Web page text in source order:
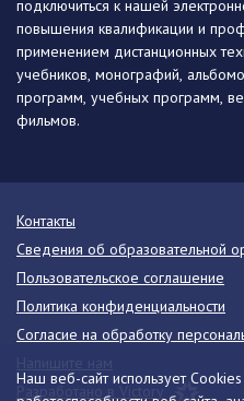
Наш веб-сайт использует
подключиться к нашей
повышения квалификации и
применением дистанционных
учебников, монографий,
программ, учебных программ,
фильмов.
Контакты
Сведения об образовательной
Пользовательское соглашение
Политика конфиденциальности
Согласие на обработку
Разработано в Victory